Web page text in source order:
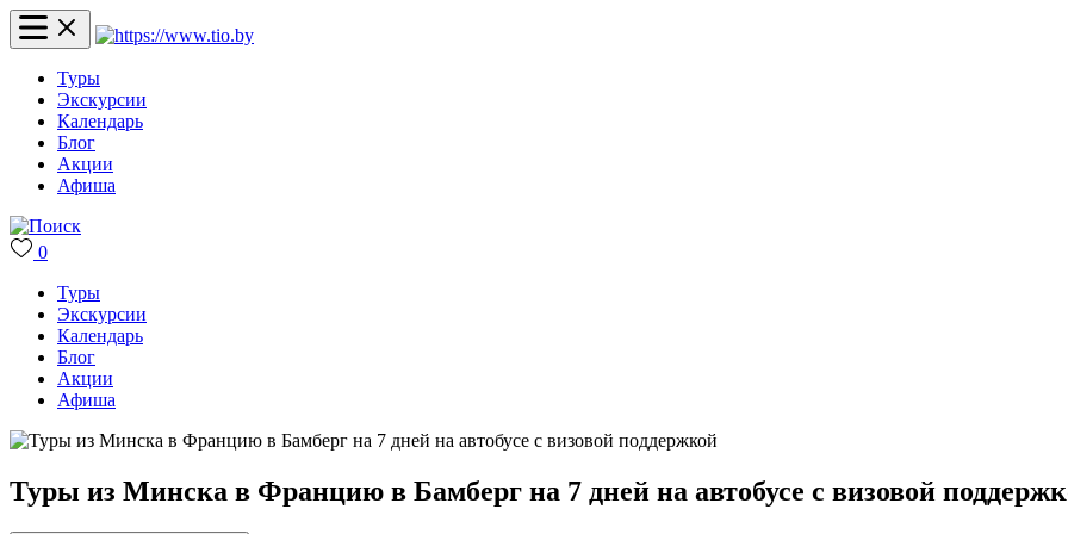
Туры
Экскурсии
Календарь
Блог
Акции
Афиша
0
Туры
Экскурсии
Календарь
Блог
Акции
Афиша
Туры из Минска в Францию в Бамберг на 7 дней на автобусе с визовой